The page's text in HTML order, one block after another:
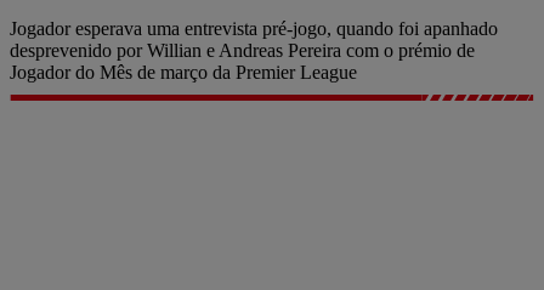
Jogador esperava uma entrevista pré-jogo, quando foi apanhado
desprevenido por Willian e Andreas Pereira com o prémio de
Jogador do Mês de março da Premier League